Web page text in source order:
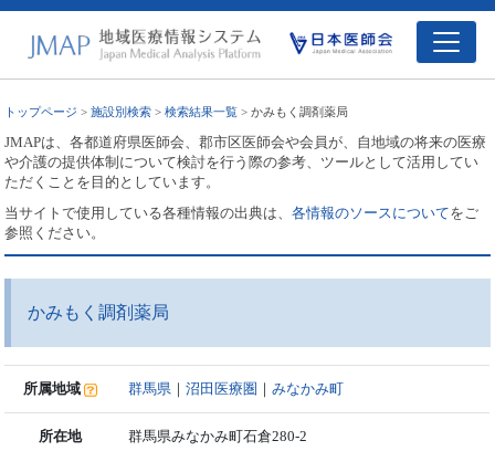
トップページ >施設別検索 >検索結果一覧 > かみもく調剤薬局
JMAPは、各都道府県医師会、郡市区医師会や会員が、自地域の将来の医療
や介護の提供体制について検討を行う際の参考、ツールとして活用してい
ただくことを目的としています。
当サイトで使用している各種情報の出典は、各情報のソースについてをご
参照ください。
かみもく調剤薬局
所属地域 群馬県 ｜沼田医療圏 ｜みなかみ町
所在地 群馬県みなかみ町石倉280-2